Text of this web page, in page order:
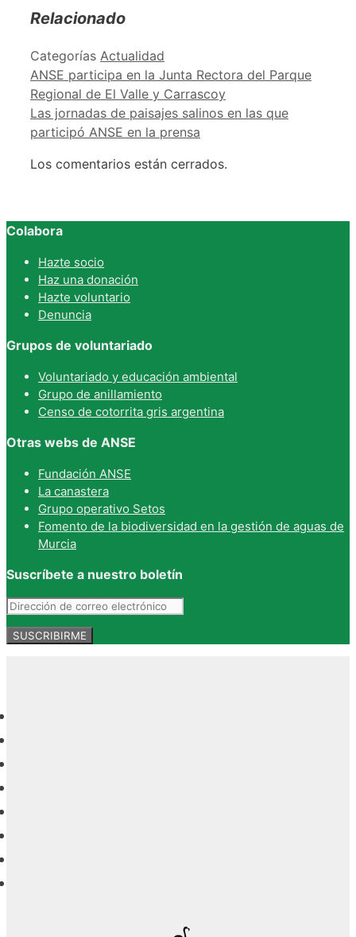
Relacionado
Categorías Actualidad
ANSE participa en la Junta Rectora del Parque
Regional de El Valle y Carrascoy
Las jornadas de paisajes salinos en las que
participó ANSE en la prensa
Los comentarios están cerrados.
Colabora
Hazte socio
Haz una donación
Hazte voluntario
Denuncia
Grupos de voluntariado
Voluntariado y educación ambiental
Grupo de anillamiento
Censo de cotorrita gris argentina
Otras webs de ANSE
Fundación ANSE
La canastera
Grupo operativo Setos
Fomento de la biodiversidad en la gestión de aguas de
Murcia
Suscríbete a nuestro boletín